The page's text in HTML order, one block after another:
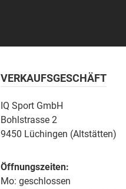
VERKAUFSGESCHÄFT
IQ Sport GmbH
Bohlstrasse 2
9450 Lüchingen (Altstätten)
Öffnungszeiten:
Mo: geschlossen